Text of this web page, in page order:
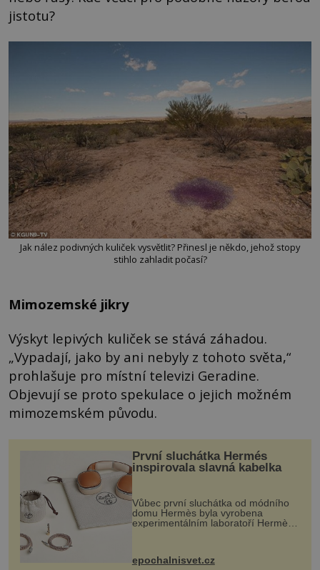
jistotu?
Jak nález podivných kuliček vysvětlit? Přinesl je někdo, jehož stopy
stihlo zahladit počasí?
Mimozemské jikry
Výskyt lepivých kuliček se stává záhadou.
„Vypadají, jako by ani nebyly z tohoto světa,“
prohlašuje pro místní televizi Geradine.
Objevují se proto spekulace o jejich možném
mimozemském původu.
První sluchátka Hermés
inspirovala slavná kabelka
Vůbec první sluchátka od módního
domu Hermès byla vyrobena
experimentálním laboratoří Hermès
kovový...
epochalnisvet.cz